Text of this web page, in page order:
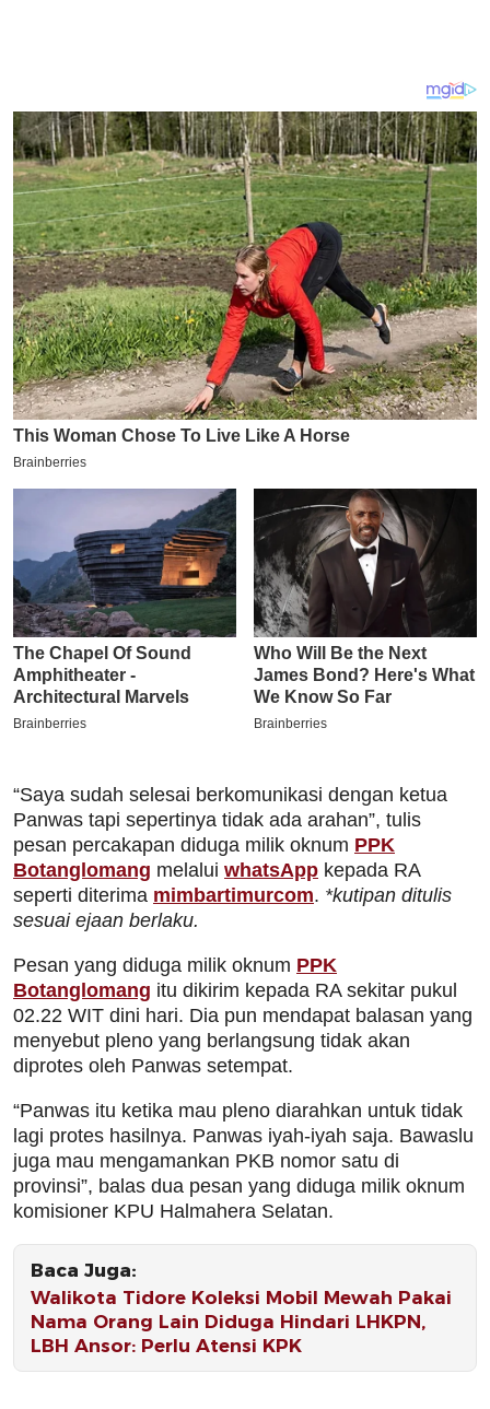
“Saya sudah selesai berkomunikasi dengan ketua
Panwas tapi sepertinya tidak ada arahan”, tulis
pesan percakapan diduga milik oknum PPK
Botanglomang melalui whatsApp kepada RA
seperti diterima mimbartimurcom. *kutipan ditulis
sesuai ejaan berlaku.
Pesan yang diduga milik oknum PPK
Botanglomang itu dikirim kepada RA sekitar pukul
02.22 WIT dini hari. Dia pun mendapat balasan yang
menyebut pleno yang berlangsung tidak akan
diprotes oleh Panwas setempat.
“Panwas itu ketika mau pleno diarahkan untuk tidak
lagi protes hasilnya. Panwas iyah-iyah saja. Bawaslu
juga mau mengamankan PKB nomor satu di
provinsi”, balas dua pesan yang diduga milik oknum
komisioner KPU Halmahera Selatan.
Baca Juga:
Walikota Tidore Koleksi Mobil Mewah Pakai
Nama Orang Lain Diduga Hindari LHKPN,
LBH Ansor: Perlu Atensi KPK